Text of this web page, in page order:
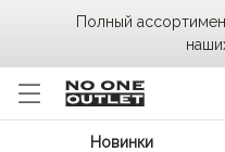
Новинки
Полный